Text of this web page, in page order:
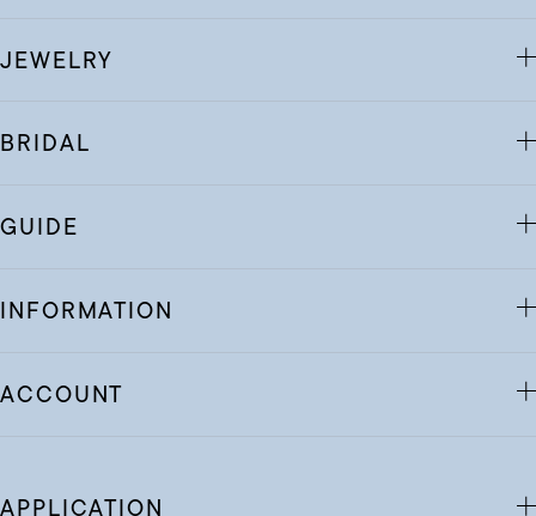
JEWELRY
BRIDAL
GUIDE
INFORMATION
ACCOUNT
APPLICATION